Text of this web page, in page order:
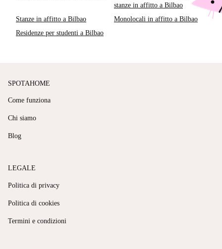
stanze in affitto a Bilbao
Stanze in affitto a Bilbao
Monolocali in affitto a Bilbao
Residenze per studenti a Bilbao
SPOTAHOME
Come funziona
Chi siamo
Blog
LEGALE
Politica di privacy
Politica di cookies
Termini e condizioni